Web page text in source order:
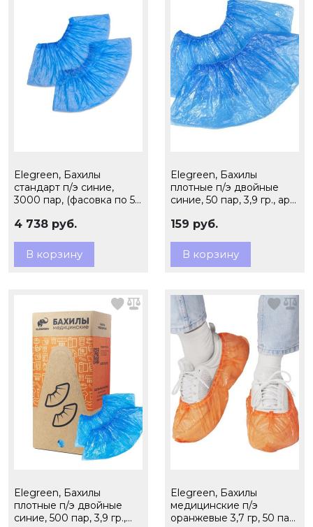
Elegreen, Бахилы
стандарт п/э синие,
3000 пар, (фасовка по 50
4 738 руб.
В корзину
Elegreen, Бахилы
плотные п/э двойные
синие, 50 пар, 3,9 гр., арт.
159 руб.
В корзину
Elegreen, Бахилы
плотные п/э двойные
синие, 500 пар, 3,9 гр.,
Elegreen, Бахилы
медицинские п/э
оранжевые 3,7 гр, 50 пар,